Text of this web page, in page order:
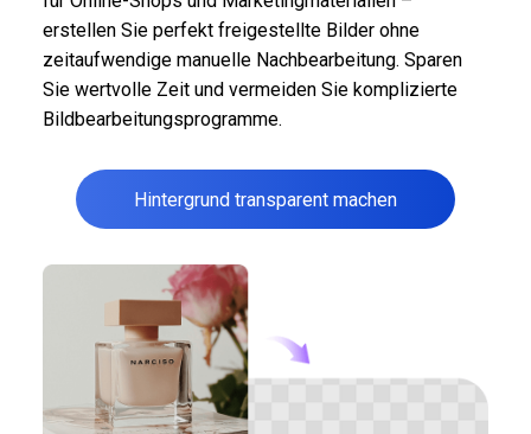
erstellen Sie perfekt freigestellte Bilder ohne
zeitaufwendige manuelle Nachbearbeitung. Sparen
Sie wertvolle Zeit und vermeiden Sie komplizierte
Bildbearbeitungsprogramme.
Hintergrund transparent machen